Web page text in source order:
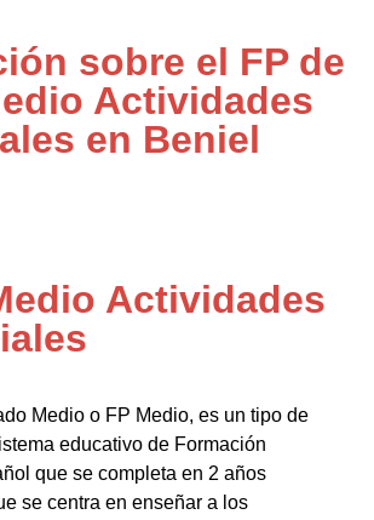
sobre el FP de
Actividades
en Beniel
Actividades
Medio o FP Medio, es un tipo de
educativo de Formación
que se completa en 2 años
se centra en enseñar a los